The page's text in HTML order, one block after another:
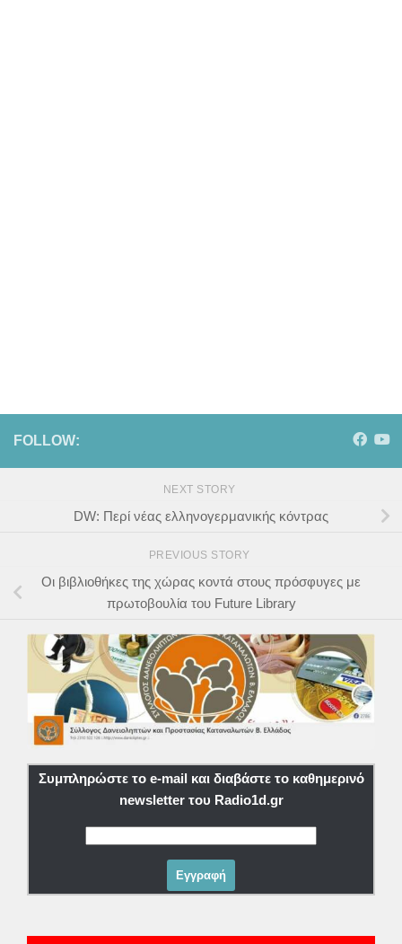
FOLLOW:
NEXT STORY
DW: Περί νέας ελληνογερμανικής κόντρας
PREVIOUS STORY
Οι βιβλιοθήκες της χώρας κοντά στους πρόσφυγες με
πρωτοβουλία του Future Library
Συμπληρώστε το e-mail και διαβάστε το καθημερινό
newsletter του Radio1d.gr